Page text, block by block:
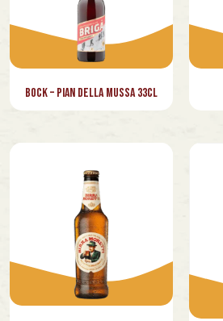
⁠Bock – Pian della Mussa 33cl